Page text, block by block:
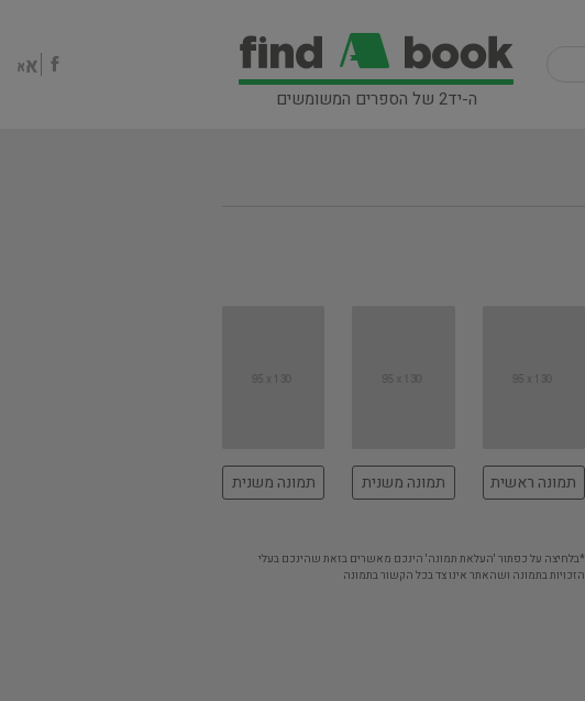
ה-יד2 של הספרים המשומשים
תמונה ראשית תמונה משנית תמונה משנית
*בלחיצה על כפתור 'העלאת תמונה' הינכם מאשרים בזאת שהינכם בעלי
הזכויות בתמונה ושהאתר אינו צד בכל הקשור בתמונה